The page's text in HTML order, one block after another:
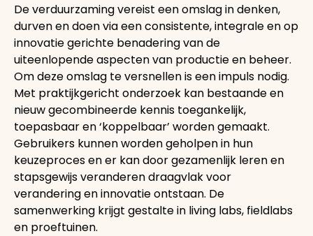
De verduurzaming vereist een omslag in denken,
durven en doen via een consistente, integrale en op
innovatie gerichte benadering van de
uiteenlopende aspecten van productie en beheer.
Om deze omslag te versnellen is een impuls nodig.
Met praktijkgericht onderzoek kan bestaande en
nieuw gecombineerde kennis toegankelijk,
toepasbaar en ‘koppelbaar’ worden gemaakt.
Gebruikers kunnen worden geholpen in hun
keuzeproces en er kan door gezamenlijk leren en
stapsgewijs veranderen draagvlak voor
verandering en innovatie ontstaan. De
samenwerking krijgt gestalte in living labs, fieldlabs
en proeftuinen.